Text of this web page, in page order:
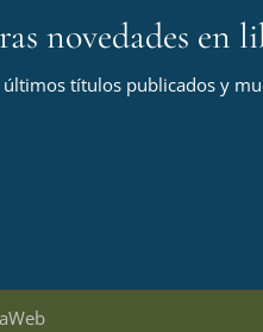
novedades en
títulos publicados y